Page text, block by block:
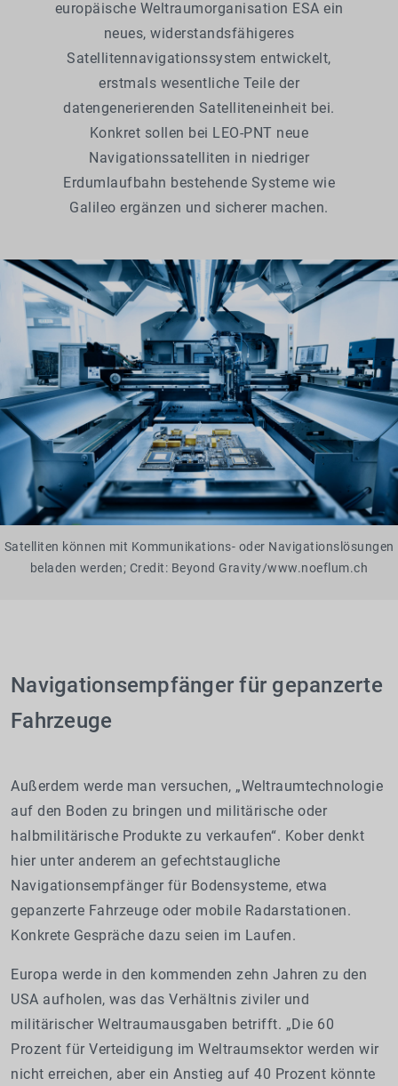
Satelliten können mit Kommunikations- oder Navigationslösungen
beladen werden; Credit: Beyond Gravity/www.noeflum.ch
europäische Weltraumorganisation ESA ein
neues, widerstandsfähigeres
Satellitennavigationssystem entwickelt,
erstmals wesentliche Teile der
datengenerierenden Satelliteneinheit bei.
Konkret sollen bei LEO-PNT neue
Navigationssatelliten in niedriger
Erdumlaufbahn bestehende Systeme wie
Galileo ergänzen und sicherer machen.
Navigationsempfänger für gepanzerte
Fahrzeuge
Außerdem werde man versuchen, „Weltraumtechnologie
auf den Boden zu bringen und militärische oder
halbmilitärische Produkte zu verkaufen“. Kober denkt
hier unter anderem an gefechtstaugliche
Navigationsempfänger für Bodensysteme, etwa
gepanzerte Fahrzeuge oder mobile Radarstationen.
Konkrete Gespräche dazu seien im Laufen.
Europa werde in den kommenden zehn Jahren zu den
USA aufholen, was das Verhältnis ziviler und
militärischer Weltraumausgaben betrifft. „Die 60
Prozent für Verteidigung im Weltraumsektor werden wir
nicht erreichen, aber ein Anstieg auf 40 Prozent könnte